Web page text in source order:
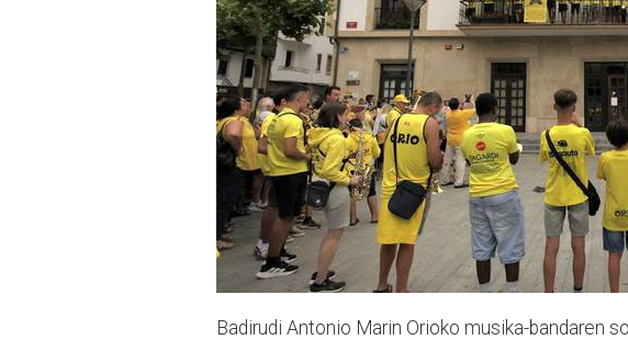
Badirudi Antonio Marin Orioko musika-bandaren